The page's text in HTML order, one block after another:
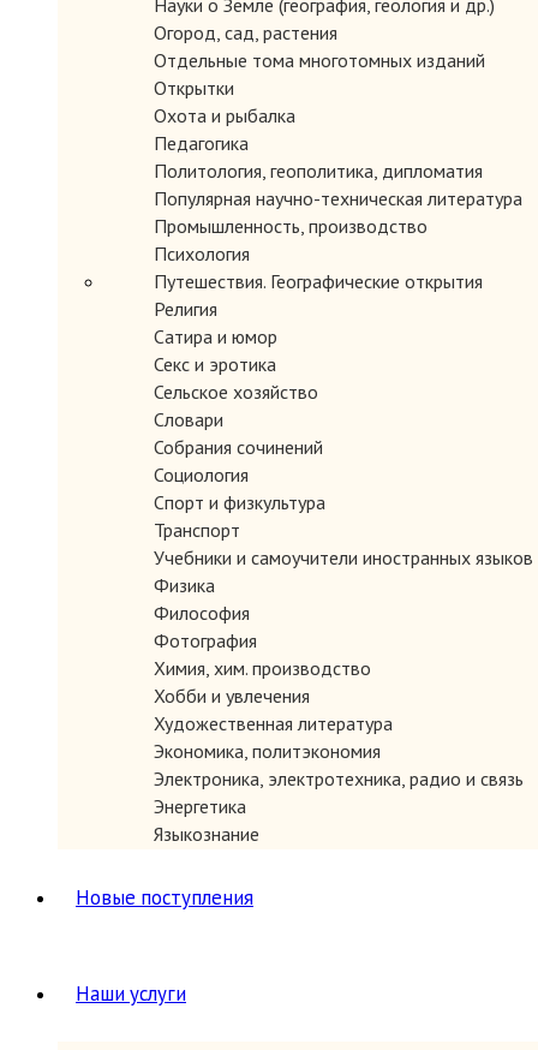
Науки о Земле (география, геология и др.)
Огород, сад, растения
Отдельные тома многотомных изданий
Открытки
Охота и рыбалка
Педагогика
Политология, геополитика, дипломатия
Популярная научно-техническая литература
Промышленность, производство
Психология
Путешествия. Географические открытия
Религия
Сатира и юмор
Секс и эротика
Сельское хозяйство
Словари
Собрания сочинений
Социология
Спорт и физкультура
Транспорт
Учебники и самоучители иностранных языков
Физика
Философия
Фотография
Химия, хим. производство
Хобби и увлечения
Художественная литература
Экономика, политэкономия
Электроника, электротехника, радио и связь
Энергетика
Языкознание
Новые поступления
Наши услуги